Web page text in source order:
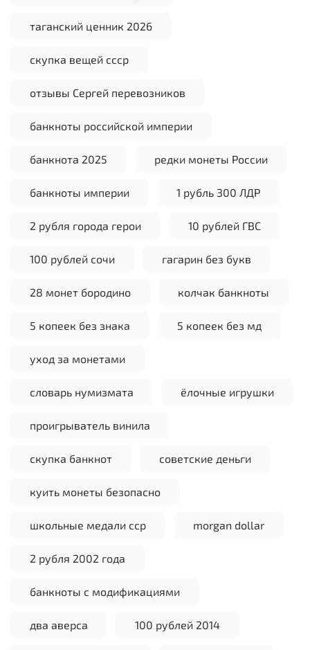
таганский ценник 2026
скупка вещей ссср
отзывы Сергей перевозников
банкноты российской империи
банкнота 2025 редки монеты России
банкноты империи 1 рубль 300 ЛДР
2 рубля города герои 10 рублей ГВС
100 рублей сочи гагарин без букв
28 монет бородино колчак банкноты
5 копеек без знака 5 копеек без мд
уход за монетами
словарь нумизмата ёлочные игрушки
проигрыватель винила
скупка банкнот советские деньги
куить монеты безопасно
школьные медали сср morgan dollar
2 рубля 2002 года
банкноты с модификациями
два аверса 100 рублей 2014